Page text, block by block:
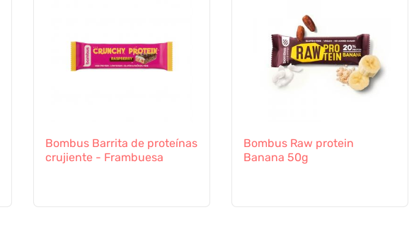
Bombus Barrita de proteínas
crujiente - Frambuesa
Bombus Raw protein
Banana 50g